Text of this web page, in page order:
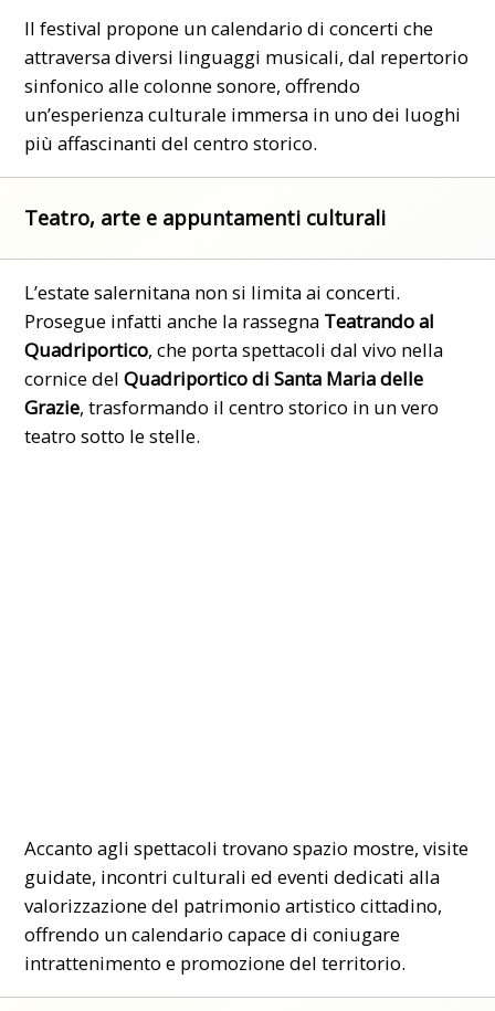
Il festival propone un calendario di concerti che
attraversa diversi linguaggi musicali, dal repertorio
sinfonico alle colonne sonore, offrendo
un’esperienza culturale immersa in uno dei luoghi
più affascinanti del centro storico.
Teatro, arte e appuntamenti culturali
L’estate salernitana non si limita ai concerti.
Prosegue infatti anche la rassegna Teatrando al
Quadriportico, che porta spettacoli dal vivo nella
cornice delQuadriportico di Santa Maria delle
Grazie, trasformando il centro storico in un vero
teatro sotto le stelle.
Accanto agli spettacoli trovano spazio mostre, visite
guidate, incontri culturali ed eventi dedicati alla
valorizzazione del patrimonio artistico cittadino,
offrendo un calendario capace di coniugare
intrattenimento e promozione del territorio.